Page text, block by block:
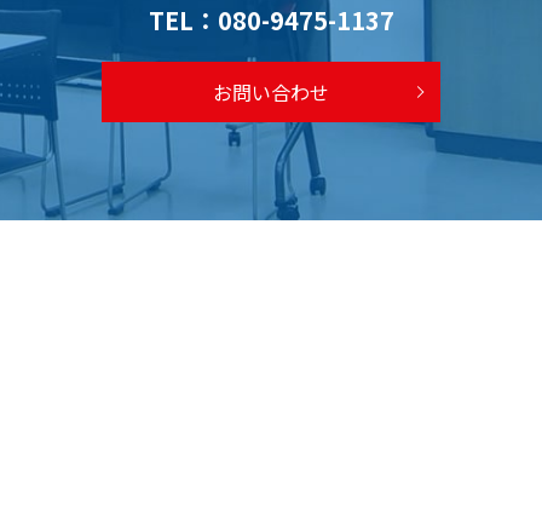
TEL： 080-9475-1137
お問い合わせ